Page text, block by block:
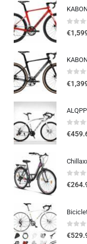
0out
€
0out
€
0out
€
0out
€
0out
€